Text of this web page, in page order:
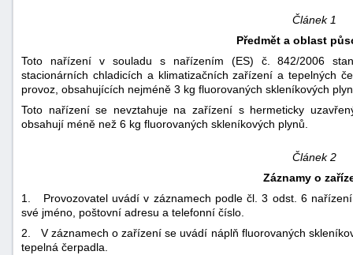
Článek 1
Předmět a oblast
Toto nařízení v souladu s nařízením (ES) č. 842/2006
stacionárních chladicích a klimatizačních zařízení a tepelných
provoz, obsahujících nejméně 3 kg fluorovaných skleníkových
Toto nařízení se nevztahuje na zařízení s hermeticky
obsahují méně než 6 kg fluorovaných skleníkových plynů.
Článek 2
Záznamy o
1. Provozovatel uvádí v záznamech podle čl. 3 odst. 6
své jméno, poštovní adresu a telefonní číslo.
2. V záznamech o zařízení se uvádí náplň fluorovaných
tepelná čerpadla.
-
náhrady